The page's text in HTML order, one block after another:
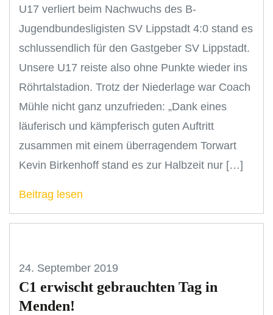
U17 verliert beim Nachwuchs des B-
Jugendbundesligisten SV Lippstadt 4:0 stand es
schlussendlich für den Gastgeber SV Lippstadt.
Unsere U17 reiste also ohne Punkte wieder ins
Röhrtalstadion. Trotz der Niederlage war Coach
Mühle nicht ganz unzufrieden: „Dank eines
läuferisch und kämpferisch guten Auftritt
zusammen mit einem überragendem Torwart
Kevin Birkenhoff stand es zur Halbzeit nur […]
Beitrag lesen
24. September 2019
C1 erwischt gebrauchten Tag in
Menden!